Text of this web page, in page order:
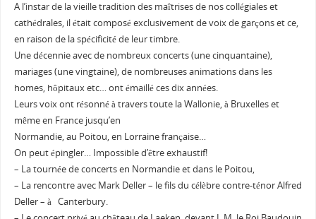
A l’instar de la vieille tradition des maîtrises de nos collégiales et
cathédrales, il était composé exclusivement de voix de garçons et ce,
en raison de la spécificité de leur timbre.
Une décennie avec de nombreux concerts (une cinquantaine),
mariages (une vingtaine), de nombreuses animations dans les
homes, hôpitaux etc… ont émaillé ces dix années.
Leurs voix ont résonné à travers toute la Wallonie, à Bruxelles et
même en France jusqu’en
Normandie, au Poitou, en Lorraine française…
On peut épingler… Impossible d’être exhaustif!
– La tournée de concerts en Normandie et dans le Poitou,
– La rencontre avec Mark Deller – le fils du célèbre contre-ténor Alfred
Deller – à Canterbury.